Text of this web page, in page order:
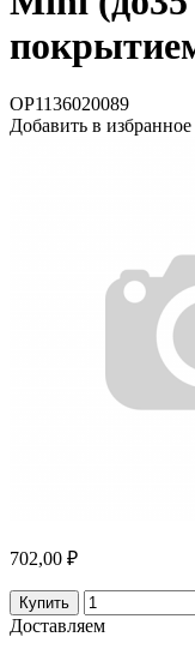
OP1136020089
Добавить в избранное
702,00 ₽
Купить
Доставляем